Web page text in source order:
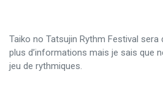
Taiko no Tatsujin Rythm Festival
plus d’informations mais je sais que
jeu de rythmiques.